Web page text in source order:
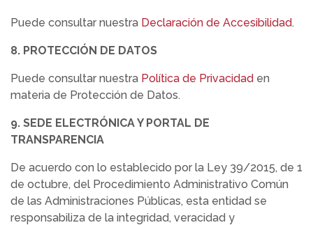
Puede consultar nuestra Declaración de Accesibilidad.
8. PROTECCIÓN DE DATOS
Puede consultar nuestra Política de Privacidad en
materia de Protección de Datos.
9. SEDE ELECTRÓNICA Y PORTAL DE
TRANSPARENCIA
De acuerdo con lo establecido por la Ley 39/2015, de 1
de octubre, del Procedimiento Administrativo Común
de las Administraciones Públicas, esta entidad se
responsabiliza de la integridad, veracidad y